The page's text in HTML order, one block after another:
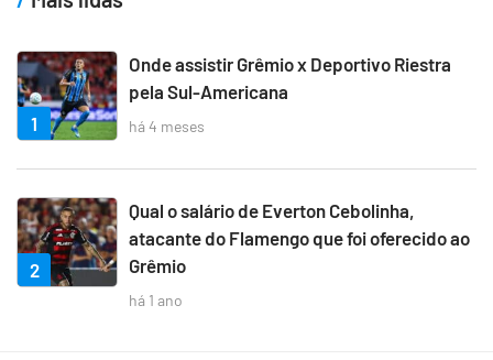
1
Onde assistir Grêmio x Deportivo Riestra
pela Sul-Americana
há 4 meses
2
Qual o salário de Everton Cebolinha,
atacante do Flamengo que foi oferecido ao
Grêmio
há 1 ano